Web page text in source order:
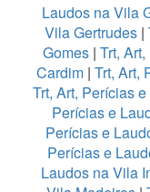
Laudos na Vila
Vila Gertrudes |
Gomes | Trt,
Cardim| Trt, Art,
Trt, Art, Perícias
Perícias e
Perícias e
Perícias e
Laudos na Vila